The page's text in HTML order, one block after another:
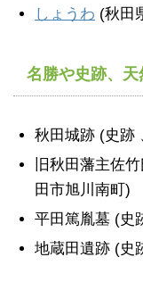
しょうわ (秋田
名勝や史跡、
秋田城跡 (史跡
旧秋田藩主佐
田市旭川南町)
平田篤胤墓 (史
地蔵田遺跡 (史